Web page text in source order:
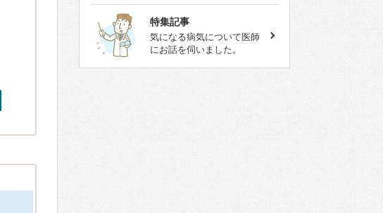
特集記事
気になる病気について医師
にお話を伺いました。